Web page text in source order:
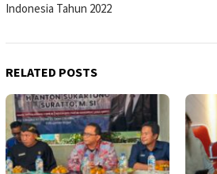
Indonesia Tahun 2022
RELATED POSTS